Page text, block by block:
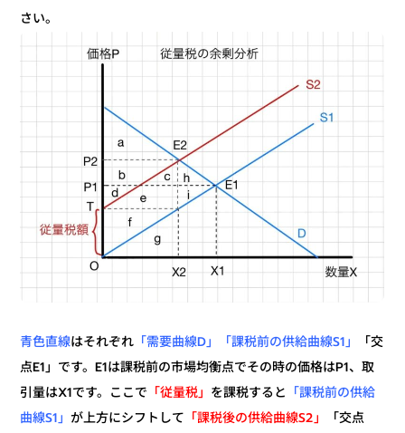
さい。
青色直線はそれぞれ 「需要曲線D」「課税前の供給曲線S1」 「交
点E1」です。E1は課税前の市場均衡点でその時の価格はP1、取
引量はX1です。ここで 「従量税」 を課税すると 「課税前の供給
曲線S1」が上方にシフトして 「課税後の供給曲線S2」 「交点